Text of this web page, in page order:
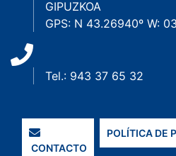
GIPUZKOA
GPS: N 43.26940º W:
Tel.: 943 37 65 32
CONTACTO
POLÍTICA DE